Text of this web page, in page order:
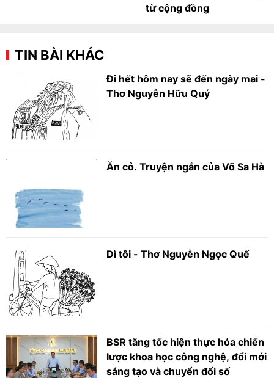
từ cộng đồng
TIN BÀI KHÁC
Đi hết hôm nay sẽ đến ngày mai -
Thơ Nguyễn Hữu Quý
Ăn cỏ. Truyện ngắn của Võ Sa Hà
Dì tôi - Thơ Nguyễn Ngọc Quế
BSR tăng tốc hiện thực hóa chiến
lược khoa học công nghệ, đổi mới
sáng tạo và chuyển đổi số